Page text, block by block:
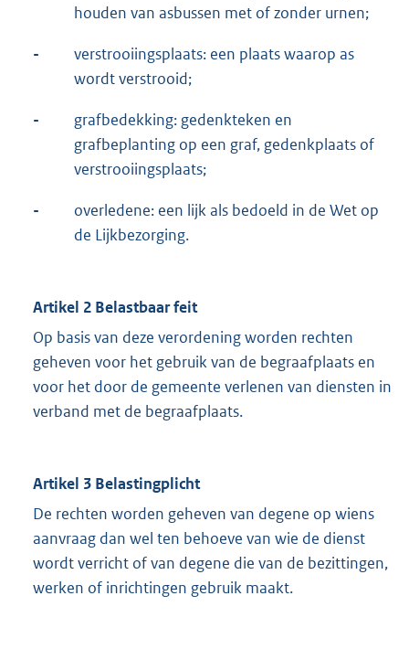
houden van asbussen met of zonder urnen;
-
verstrooiingsplaats: een plaats waarop as
wordt verstrooid;
-
grafbedekking: gedenkteken en
grafbeplanting op een graf, gedenkplaats of
verstrooiingsplaats;
-
overledene: een lijk als bedoeld in de Wet op
de Lijkbezorging.
Artikel 2 Belastbaar feit
Op basis van deze verordening worden rechten
geheven voor het gebruik van de begraafplaats en
voor het door de gemeente verlenen van diensten in
verband met de begraafplaats.
Artikel 3 Belastingplicht
De rechten worden geheven van degene op wiens
aanvraag dan wel ten behoeve van wie de dienst
wordt verricht of van degene die van de bezittingen,
werken of inrichtingen gebruik maakt.